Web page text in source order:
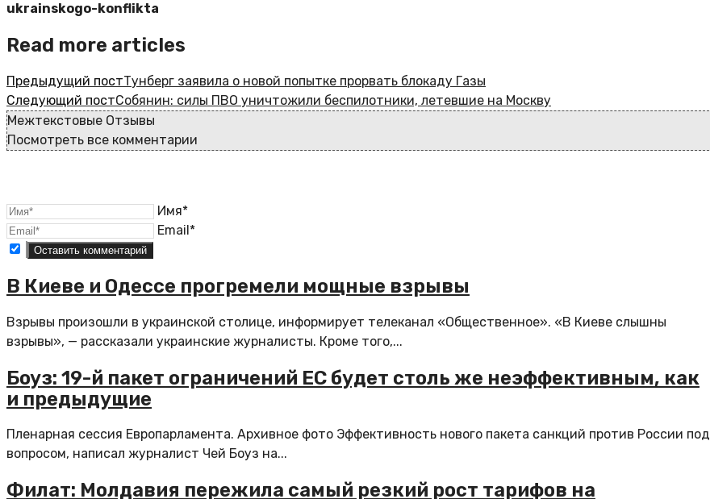
ukrainskogo-konflikta
Read more articles
Предыдущий постТунберг заявила о новой попытке прорвать блокаду Газы
Следующий постСобянин: силы ПВО уничтожили беспилотники, летевшие на Москву
Межтекстовые Отзывы
Посмотреть все комментарии
Имя*
Email*
В Киеве и Одессе прогремели мощные взрывы
Взрывы произошли в украинской столице, информирует телеканал «Общественное». «В Киеве слышны
взрывы», — рассказали украинские журналисты. Кроме того,...
Боуз: 19-й пакет ограничений ЕС будет столь же неэффективным, как
и предыдущие
Пленарная сессия Европарламента. Архивное фото Эффективность нового пакета санкций против России под
вопросом, написал журналист Чей Боуз на...
Филат: Молдавия пережила самый резкий рост тарифов на